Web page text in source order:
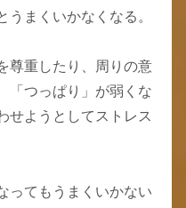
うまくいかなくなる。
尊重したり、周りの意
「つっぱり」が弱くな
せようとしてストレス
ってもうまくいかない